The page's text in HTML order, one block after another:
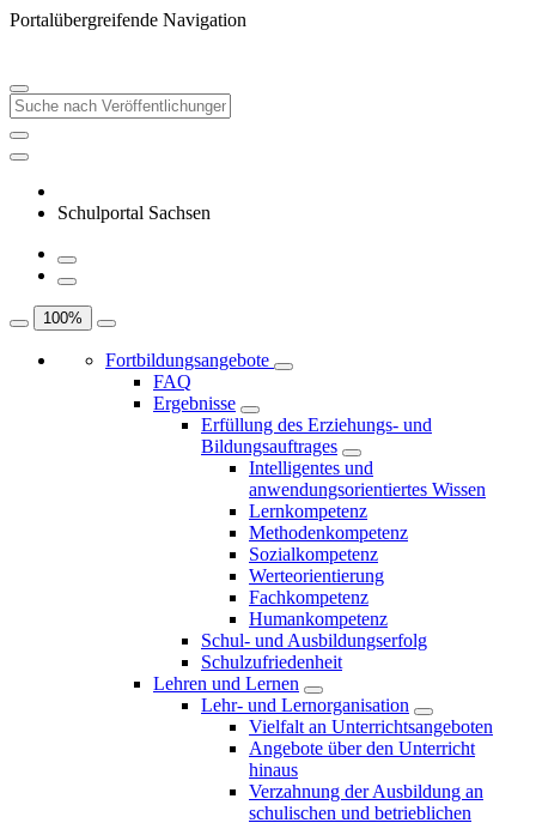
Portalübergreifende Navigation
Schulportal Sachsen
100%
Fortbildungsangebote
FAQ
Ergebnisse
Erfüllung des Erziehungs- und
Bildungsauftrages
Intelligentes und
anwendungsorientiertes Wissen
Lernkompetenz
Methodenkompetenz
Sozialkompetenz
Werteorientierung
Fachkompetenz
Humankompetenz
Schul- und Ausbildungserfolg
Schulzufriedenheit
Lehren und Lernen
Lehr- und Lernorganisation
Vielfalt an Unterrichtsangeboten
Angebote über den Unterricht
hinaus
Verzahnung der Ausbildung an
schulischen und betrieblichen